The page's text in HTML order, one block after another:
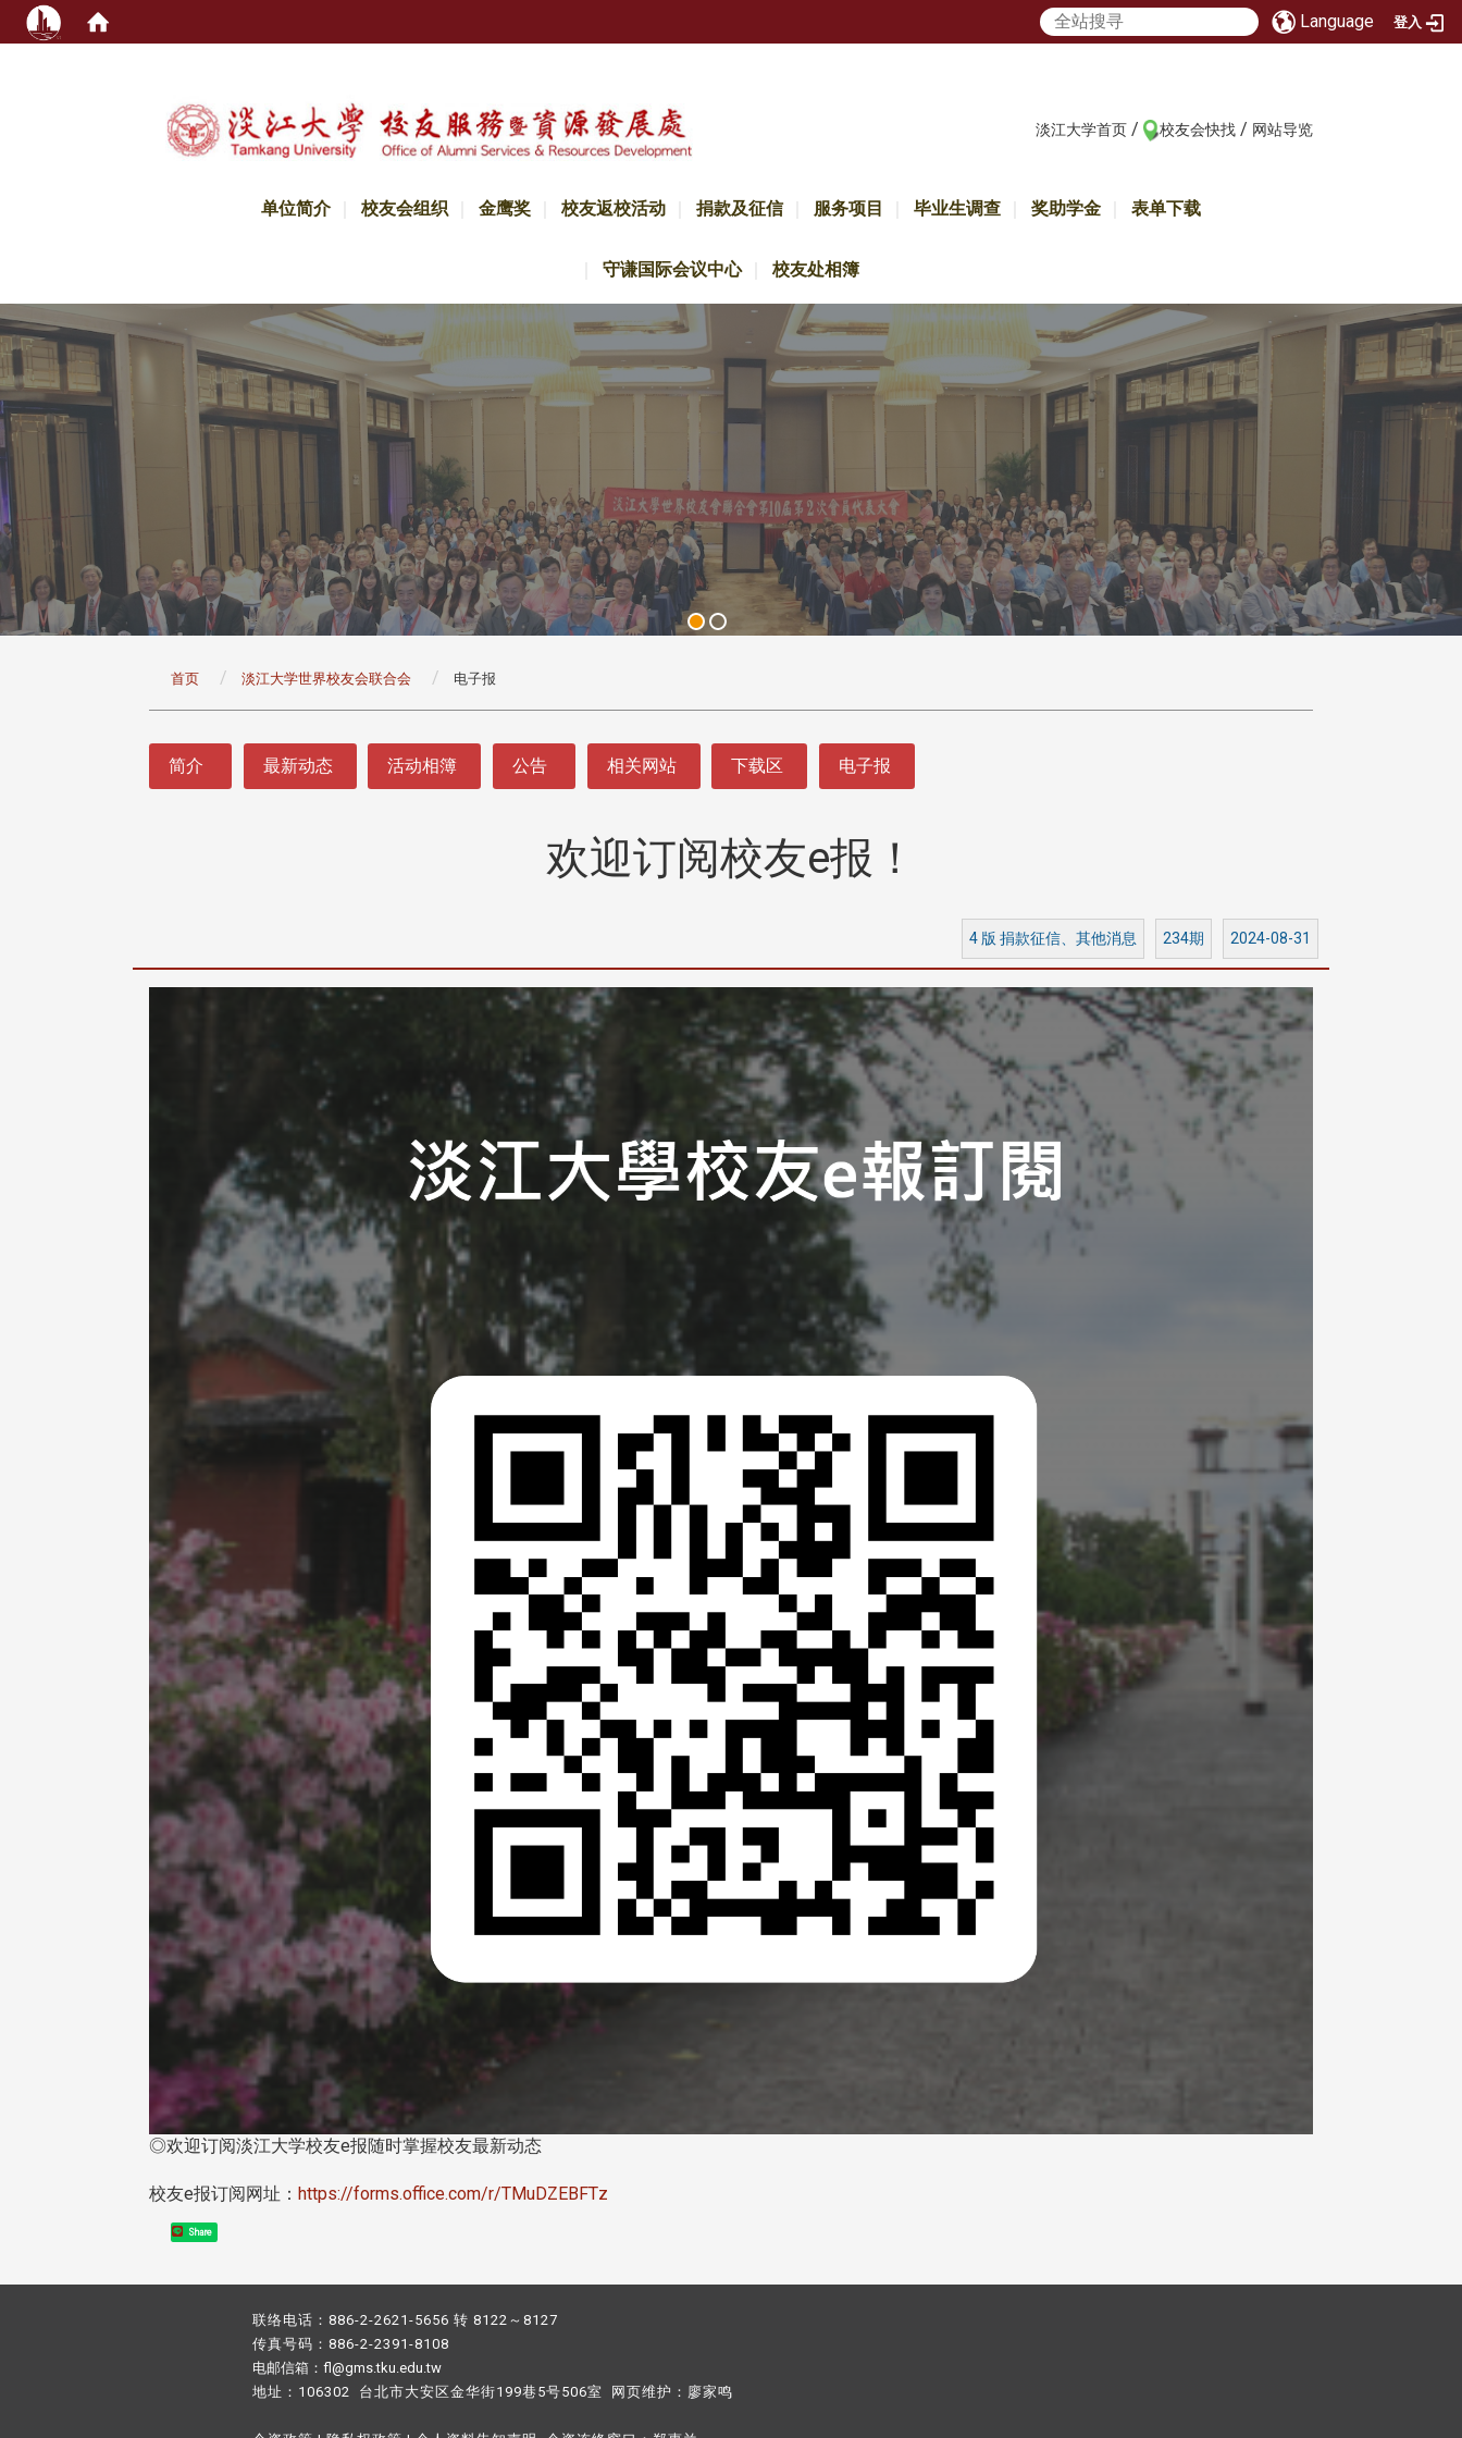
Language 登入
淡江大学首页 / 校友会快找 / 网站导览
单位简介 校友会组织 金鹰奖 校友返校活动 捐款及征信 服务项目 毕业生调查 奖助学金 表单下载
守谦国际会议中心 校友处相簿
首页 淡江大学世界校友会联合会 电子报
简介 最新动态 活动相簿 公告 相关网站 下载区 电子报
欢迎订阅校友e报！
4 版 捐款征信、其他消息 234期 2024-08-31
◎欢迎订阅淡江大学校友e报随时掌握校友最新动态
校友e报订阅网址： https://forms.office.com/r/TMuDZEBFTz
Share
联络电话：886-2-2621-5656 转 8122～8127
传真号码：886-2-2391-8108
电邮信箱：fl@gms.tku.edu.tw
地址：106302 台北市大安区金华街199巷5号506室 网页维护： 廖家鸣​